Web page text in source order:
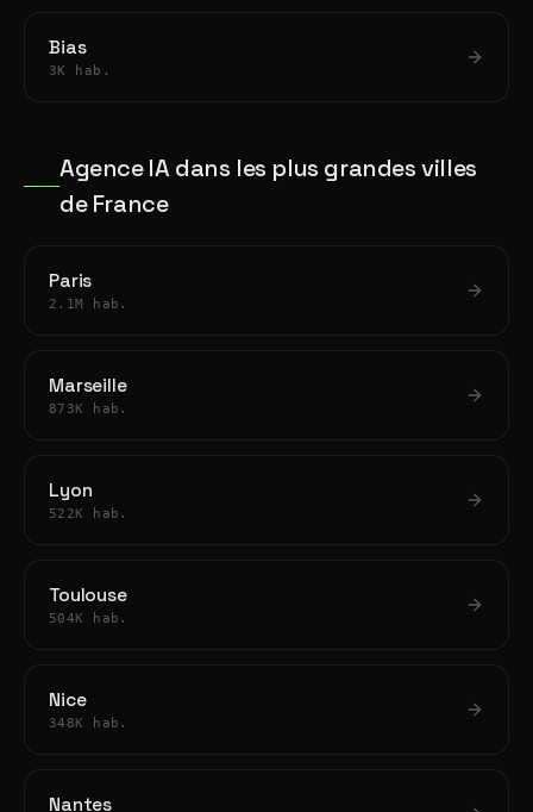
Bias
3K hab.
Agence IA dans les plus grandes villes
de France
Paris
2.1M hab.
Marseille
873K hab.
Lyon
522K hab.
Toulouse
504K hab.
Nice
348K hab.
Nantes